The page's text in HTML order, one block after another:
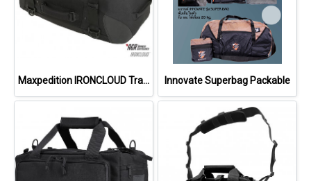
Maxpedition IRONCLOUD Travel Bag 48L Innovate Superbag Packable